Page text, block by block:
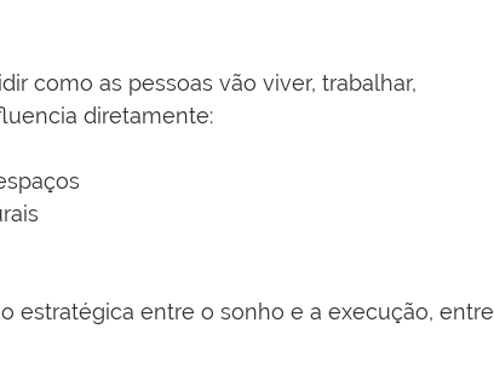
como as pessoas vão viver, trabalhar,
diretamente:
estratégica entre o sonho e a execução, entre